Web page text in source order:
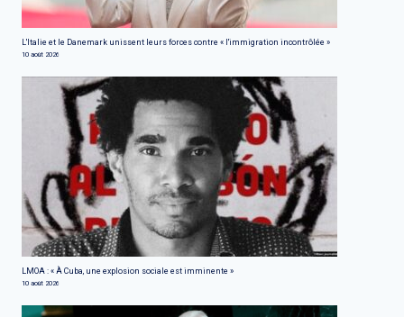
L'Italie et le Danemark unissent leurs forces contre « l'immigration incontrôlée »
10 août 2026
LMOA : « À Cuba, une explosion sociale est imminente »
10 août 2026